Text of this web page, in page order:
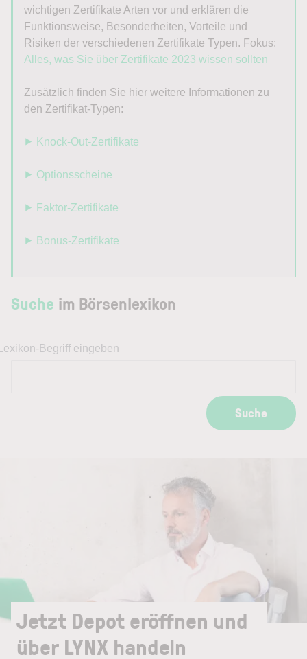
wichtigen Zertifikate Arten vor und erklären die
Funktionsweise, Besonderheiten, Vorteile und
Risiken der verschiedenen Zertifikate Typen. Fokus:
Alles, was Sie über Zertifikate 2023 wissen sollten
Zusätzlich finden Sie hier weitere Informationen zu
den Zertifikat-Typen:
⯈ Knock-Out-Zertifikate
⯈ Optionsscheine
⯈ Faktor-Zertifikate
⯈ Bonus-Zertifikate
Suche im Börsenlexikon
Begriff eingeben
Suche
Jetzt Depot eröffnen und
über LYNX handeln